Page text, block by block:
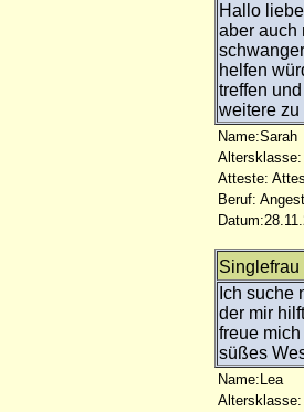
Hallo
aber auch
helfen
treffen
weitere zu
Name:Sarah
Altersklasse:
Atteste:
Beruf:
Singlefrau
Ich suche
der mir
freue
süßes
Name:Lea
Altersklasse: